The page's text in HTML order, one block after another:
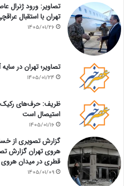
تصاویر: ورود ژنرال
تهران با استقبال
1405/01/26
تصاویر؛ تهران در
1405/01/24
ظریف: حرف‌های
استیصال است
1405/01/16
گزارش تصویری از
هروی تهران گزارش
قطری در میدان هروی
1405/01/09